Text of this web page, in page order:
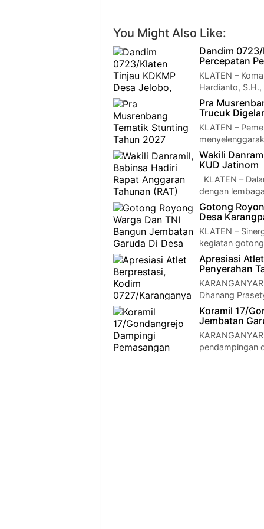
You Might Also Like:
Dandim
Percepatan
KLATEN –
Hardianto,
Pra
Trucuk
KLATEN –
Wakili
KUD Jatinom
KLATEN –
dengan
Gotong
Desa
KLATEN –
kegiatan
Apresiasi
Penyerahan
Dhanang
Koramil 17/
Jembatan
pendampingan